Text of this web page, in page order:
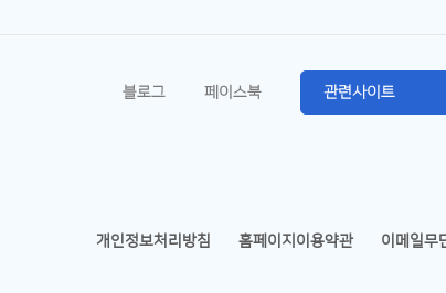
블로그 페이스북 관련사이트
개인정보처리방침 홈페이지이용약관 이메일무